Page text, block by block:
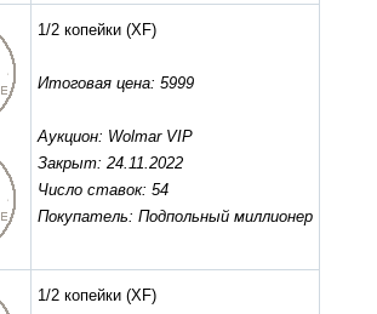
1/2 копейки (XF)
Итоговая цена: 5999
Аукцион: Wolmar VIP
Закрыт: 24.11.2022
Число ставок: 54
Покупатель: Подпольный миллионер
1/2 копейки (XF)